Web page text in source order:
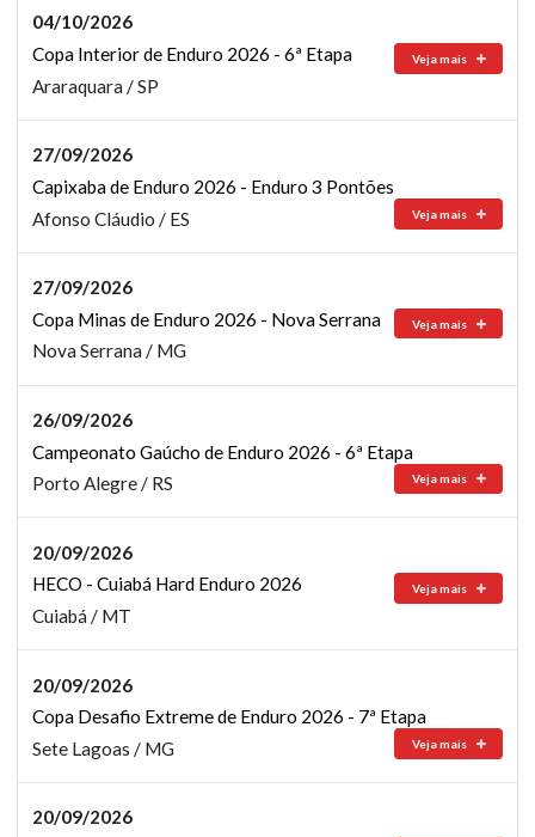
04/10/2026
Copa Interior de Enduro 2026 - 6ª Etapa
Veja mais
Araraquara / SP
27/09/2026
Capixaba de Enduro 2026 - Enduro 3 Pontões
Veja mais
Afonso Cláudio / ES
27/09/2026
Copa Minas de Enduro 2026 - Nova Serrana
Veja mais
Nova Serrana / MG
26/09/2026
Campeonato Gaúcho de Enduro 2026 - 6ª Etapa
Veja mais
Porto Alegre / RS
20/09/2026
HECO - Cuiabá Hard Enduro 2026
Veja mais
Cuiabá / MT
20/09/2026
Copa Desafio Extreme de Enduro 2026 - 7ª Etapa
Veja mais
Sete Lagoas / MG
20/09/2026